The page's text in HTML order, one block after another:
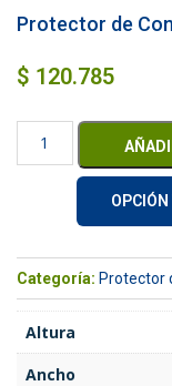
Protector de
$ 120.785
Categoría: Protector
Altura
Ancho